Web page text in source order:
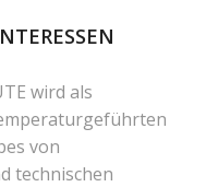
wird als
von
technischen